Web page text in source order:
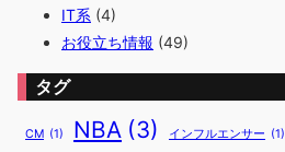
IT系 (4)
お役立ち情報 (49)
タグ
CM (1) NBA (3) インフルエンサー (1)